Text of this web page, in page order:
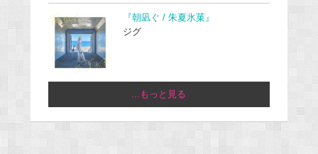
『朝凪ぐ / 朱夏氷菓』
ジグ
...もっと見る